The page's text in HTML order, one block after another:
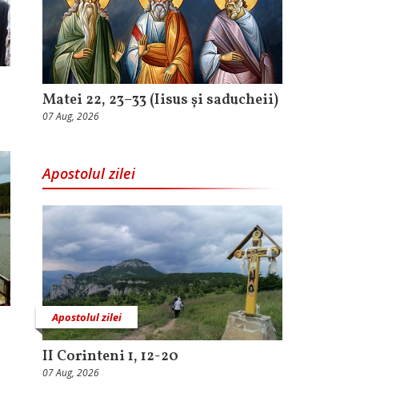
Matei 22, 23–33 (Iisus și saducheii)
07 Aug, 2026
Apostolul zilei
Apostolul zilei
II Corinteni 1, 12-20
07 Aug, 2026